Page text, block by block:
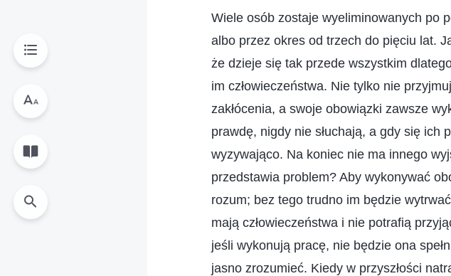
Wiele osób zostaje wyeliminowanych po
albo przez okres od trzech do pięciu lat.
że dzieje się tak przede wszystkim
im człowieczeństwa. Nie tylko nie
zakłócenia, a swoje obowiązki zawsze
prawdę, nigdy nie słuchają, a gdy się ich
wyzywająco. Na koniec nie ma innego
przedstawia problem? Aby wykonywać
rozum; bez tego trudno im będzie
mają człowieczeństwa i nie potrafią
jeśli wykonują pracę, nie będzie ona
jasno zrozumieć. Kiedy w przyszłości